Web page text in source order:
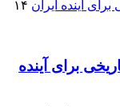
۱۴
برای آینده